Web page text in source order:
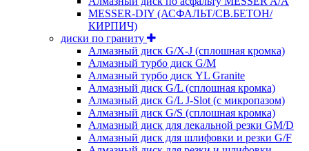
MESSER-DIY (АСФАЛЬТ/СВ.БЕТОН/
КИРПИЧ)
диски по граниту
Алмазный диск G/X-J (сплошная кромка)
Алмазный турбо диск G/M
Алмазный турбо диск YL Granite
Алмазный диск G/L (сплошная кромка)
Алмазный диск G/L J-Slot (с микропазом)
Алмазный диск G/S (сплошная кромка)
Алмазный диск для лекальной резки GM/D
Алмазный диск для шлифовки и резки G/F